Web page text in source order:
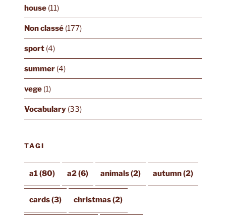
house(11)
Non classé(177)
sport(4)
summer(4)
vege(1)
Vocabulary(33)
TAGI
a1(80) a2(6) animals(2) autumn(2)
cards(3) christmas(2)